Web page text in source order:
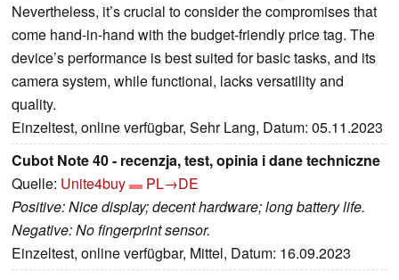
Nevertheless, it’s crucial to consider the compromises that
come hand-in-hand with the budget-friendly price tag. The
device’s performance is best suited for basic tasks, and its
camera system, while functional, lacks versatility and
quality.
Einzeltest, online verfügbar, Sehr Lang, Datum: 05.11.2023
Cubot Note 40 - recenzja, test, opinia i dane techniczne
Quelle: Unite4buy
PL→DE
Positive: Nice display; decent hardware; long battery life.
Negative: No fingerprint sensor.
Einzeltest, online verfügbar, Mittel, Datum: 16.09.2023